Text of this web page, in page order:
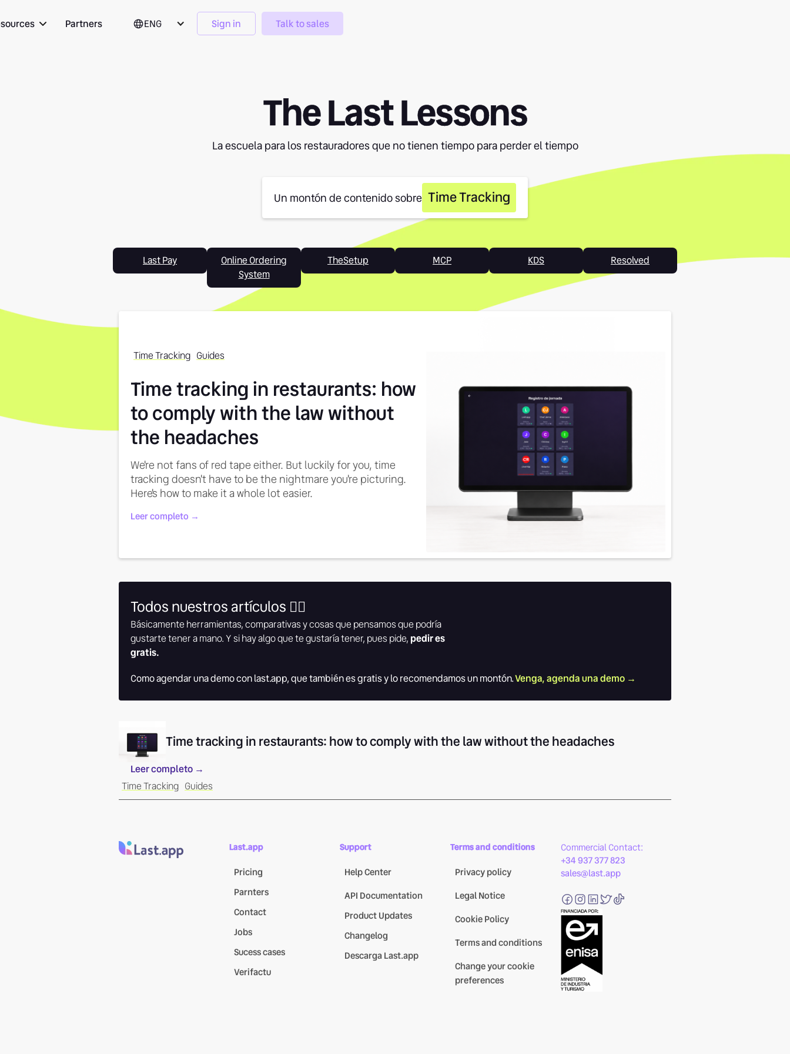
Partners ENG Sign in Talk to sales
The Last Lessons
La escuela para los restauradores que no tienen tiempo para perder el tiempo
Un montón de contenido sobre Time Tracking
Last Pay
Online Ordering
System
TheSetup MCP KDS Resolved
Time Tracking Guides
Time tracking in restaurants: how
to comply with the law without
the headaches
We're not fans of red tape either. But luckily for you, time
tracking doesn't have to be the nightmare you're picturing.
Here's how to make it a whole lot easier.
Leer completo →
Todos nuestros artículos 👇🏾
Básicamente herramientas, comparativas y cosas que pensamos que podría
gustarte tener a mano. Y si hay algo que te gustaría tener, pues pide, pedir es
gratis.
Como agendar una demo con last.app, que también es gratis y lo recomendamos un montón.Venga, agenda una demo →
Time tracking in restaurants: how to comply with the law without the headaches
Leer completo →
Time Tracking Guides
Last.app
Pricing
Parnters
Contact
Jobs
Sucess cases
Verifactu
Support
Help Center
API Documentation
Product Updates
Changelog
Descarga Last.app
Terms and conditions
Privacy policy
Legal Notice
Cookie Policy
Terms and conditions
Change your cookie
preferences
Commercial Contact:
+34 937 377 823
sales@last.app